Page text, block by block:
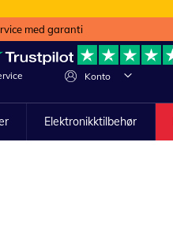
med garanti
Konto Endring
Elektronikktilbehør